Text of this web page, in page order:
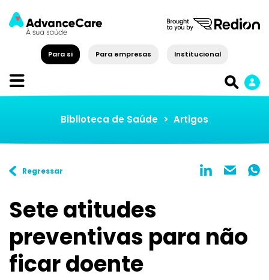
Para si Para empresas Institucional
Biblioteca de Saúde > Artigos
Regressar
Sete atitudes
preventivas para não
ficar doente